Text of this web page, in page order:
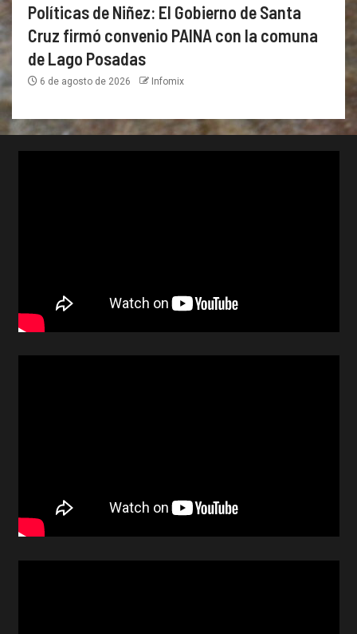
Políticas de Niñez: El Gobierno de Santa
Cruz firmó convenio PAINA con la comuna
de Lago Posadas
6 de agosto de 2026 Infomix